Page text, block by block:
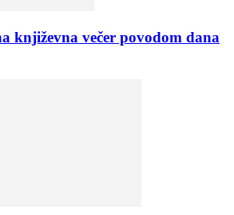
književna večer povodom dana